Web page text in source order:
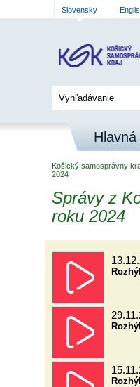
Slovensky
Košický samosprávny
2024
Správy z
roku 2024